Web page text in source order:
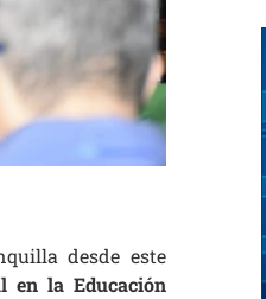
desde este
en la Educación